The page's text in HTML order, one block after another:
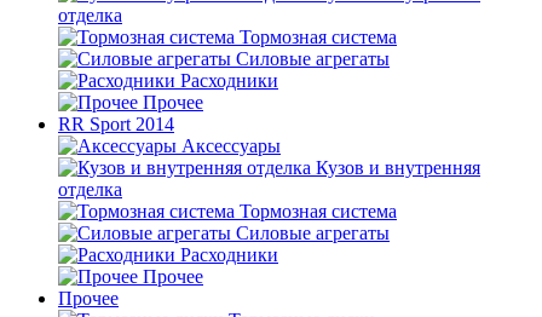
отделка
Тормозная система
Силовые агрегаты
Расходники
Прочее
RR Sport 2014
Аксессуары
Кузов и внутренняя
отделка
Тормозная система
Силовые агрегаты
Расходники
Прочее
Прочее